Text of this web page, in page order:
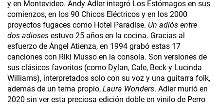
y en Montevideo. Andy Adler integró Los Estómagos en sus
comienzos, en los 90 Chicos Eléctricos y en los 2000
proyectos fugaces como Hotel Paradise. Un adiós entre
dos adioses estuvo 25 años en la cocina. Gracias al
esfuerzo de Ángel Atienza, en 1994 grabó estas 17
canciones con Riki Musso en la consola. Son versiones de
sus clásicos favoritos (como Dylan, Cale, Beck y Lucinda
Williams), interpretados solo con su voz y una guitarra folk,
además de un tema propio, Laura Wonders. Adler murió en
2020 sin ver esta preciosa edición doble en vinilo de Perro